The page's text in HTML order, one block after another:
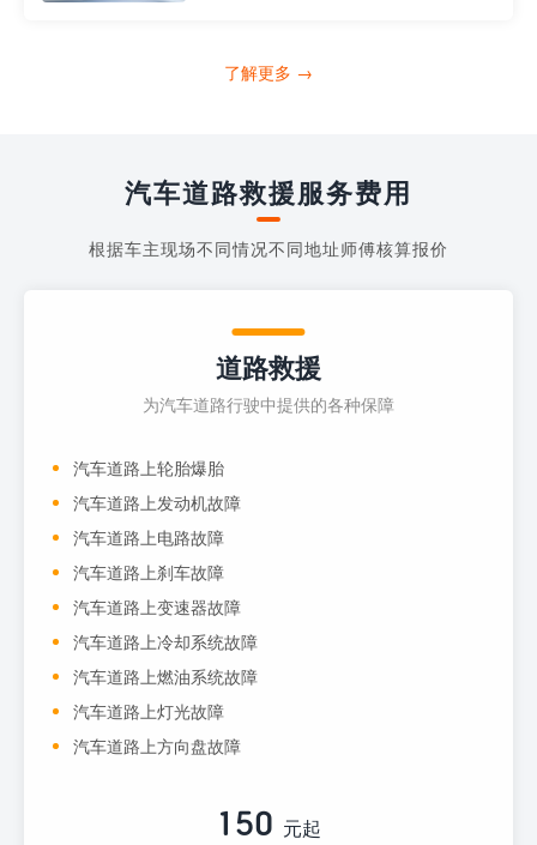
打4006363122请求送油人员来帮助你。
了解更多 →
汽车道路救援服务费用
根据车主现场不同情况不同地址师傅核算报价
道路救援
为汽车道路行驶中提供的各种保障
汽车道路上轮胎爆胎
汽车道路上发动机故障
汽车道路上电路故障
汽车道路上刹车故障
汽车道路上变速器故障
汽车道路上冷却系统故障
汽车道路上燃油系统故障
汽车道路上灯光故障
汽车道路上方向盘故障
150 元起